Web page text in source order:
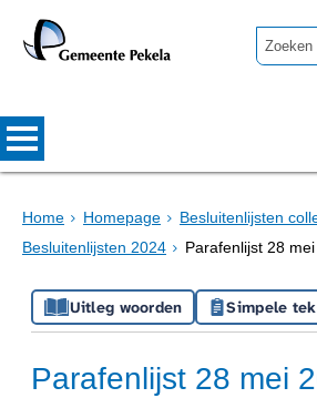
Home Homepage
Besluitenlijsten
Besluitenlijsten 2024
Parafenlijst 28
Uitleg woorden Simpele
Parafenlijst 28 mei